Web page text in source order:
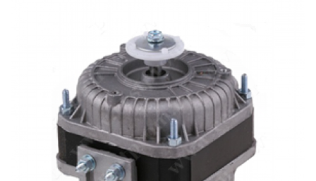
КОНТАКТЫ